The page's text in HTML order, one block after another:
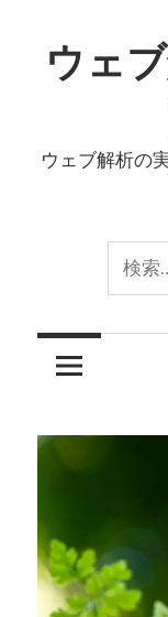
ン
へ
ウェ
ウェブ解析の
索: